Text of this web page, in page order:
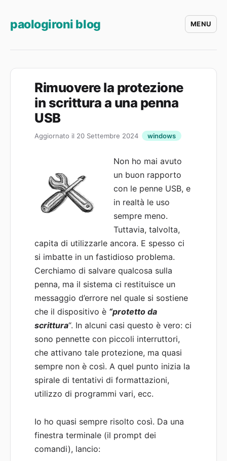
paologironi blog MENU
Rimuovere la protezione
in scrittura a una penna
USB
Aggiornato il 20 Settembre 2024 windows
Non ho mai avuto
un buon rapporto
con le penne USB, e
in realtà le uso
sempre meno.
Tuttavia, talvolta,
capita di utilizzarle ancora. E spesso ci
si imbatte in un fastidioso problema.
Cerchiamo di salvare qualcosa sulla
penna, ma il sistema ci restituisce un
messaggio d’errore nel quale si sostiene
che il dispositivo è “protetto da
scrittura“. In alcuni casi questo è vero: ci
sono pennette con piccoli interruttori,
che attivano tale protezione, ma quasi
sempre non è così. A quel punto inizia la
spirale di tentativi di formattazioni,
utilizzo di programmi vari, ecc.
Io ho quasi sempre risolto così. Da una
finestra terminale (il prompt dei
comandi), lancio: